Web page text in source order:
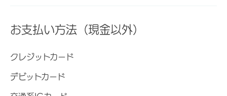
お支払い方法（現金以外）
クレジットカード
デビットカード